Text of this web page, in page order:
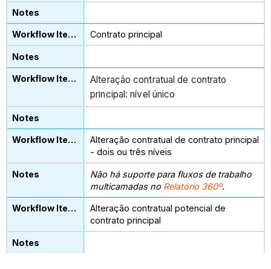
Contrato principal
Alteração contratual de contrato
principal: nível único
Alteração contratual de contrato principal
- dois ou três níveis
Não há suporte para fluxos de trabalho
multicamadas no Relatório 360º.
Alteração contratual potencial de
contrato principal